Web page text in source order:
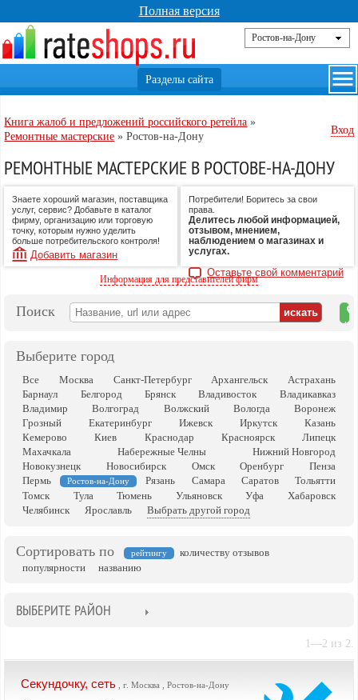
Полная версия
Книга жалоб и предложений российского ретейла »
Ремонтные мастерские »Ростов-на-Дону
Вход
РЕМОНТНЫЕ МАСТЕРСКИЕ В РОСТОВЕ-НА-ДОНУ
Знаете хороший магазин, поставщика
услуг, сервис? Добавьте в каталог
фирму, организацию или торговую
точку, которым нужно уделить
больше потребительского контроля!
Добавить магазин
Потребители! Боритесь за свои
права.
Делитесь любой информацией,
отзывом, мнением,
наблюдением о магазинах и
услугах.
Оставьте свой комментарий
Информация для представителей фирм
Поиск
на
Выберите город
Все Москва Санкт-Петербург Архангельск
Астрахань
Барнаул
Белгород Брянск Владивосток
Владикавказ
Владимир
Волгоград Волжский Вологда
Воронеж
Грозный
Екатеринбург Ижевск Иркутск
Казань
Кемерово
Киев Краснодар Красноярск
Липецк
Махачкала
Набережные Челны
Нижний Новгород
Новокузнецк
Новосибирск Омск Оренбург
Пенза
Пермь
Ростов-на-Дону Рязань Самара Саратов
Тольятти
Томск
Тула Тюмень Ульяновск Уфа
Хабаровск
Челябинск
Ярославль Выбрать другой город
Сортировать по рейтингу
количеству отзывов
популярности
названию
ВЫБЕРИТЕ РАЙОН
1—2 из 2.
Секундочку, сеть , г. Москва , Ростов-на-Дону